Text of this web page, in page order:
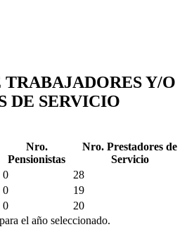
Y/O
DE SERVICIO
Nro.
Pensionistas
Nro. Prestadores de
Servicio
0
28
0
19
0
20
el año seleccionado.